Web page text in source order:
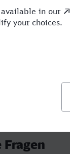
0:49 1